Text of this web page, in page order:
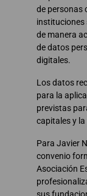
de personas
instituciones
de manera
de datos
digitales.
Los datos
para la
previstas
capitales y
Para Javier
convenio
Asociación